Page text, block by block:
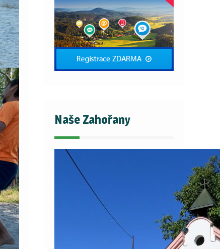
Naše Zahořany